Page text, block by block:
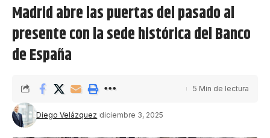
Madrid abre las puertas del pasado al
presente con la sede histórica del Banco
de España
Diego Velázquez diciembre 3, 2025
5 Min de lectura